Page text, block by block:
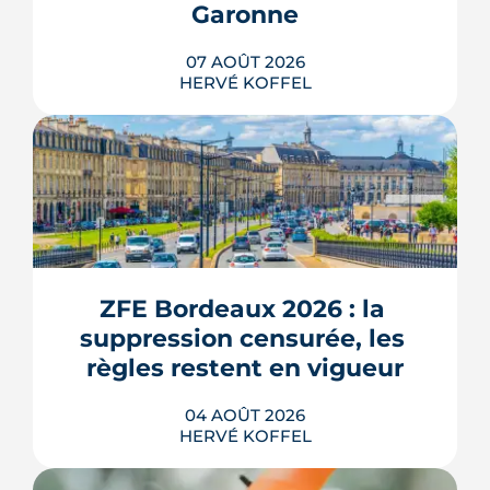
Garonne
07 AOÛT 2026
HERVÉ KOFFEL
Entre la gare Saint-Jean et le fleuve, un
ancien secteur d'entrepôts et de chais
devient l'une des vitrines de Bordeaux
chantier Canopia, futur parc Descas :
voici où en est ce morceau de ville en
train de se recoudre.
LIRE L'ARTICLE
ZFE Bordeaux 2026 : la
suppression censurée, les
règles restent en vigueur
04 AOÛT 2026
HERVÉ KOFFEL